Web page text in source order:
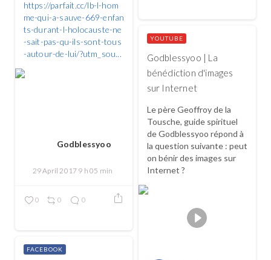
https://parfait.cc/lb-l-hom
me-qui-a-sauve-669-enfan
ts-durant-l-holocauste-ne
-sait-pas-qu-ils-sont-tous
-autour-de-lui/?utm_sou...
Godblessyoo
29 April 2017 9 h 05 min
0 0 0
Godblessyoo | La
bénédiction d'images
sur Internet
Le père Geoffroy de la
Tousche, guide spirituel
de Godblessyoo répond à
la question suivante : peut
on bénir des images sur
Internet ?
YOUTUBE
FACEBOOK